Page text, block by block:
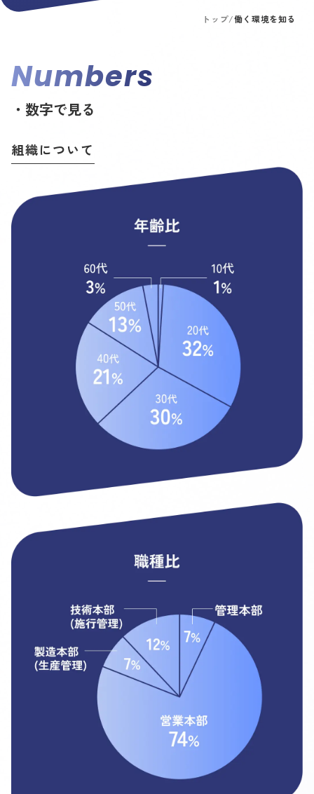
トップ/働く環境を知る
Numbers
・数字で見る
組織について